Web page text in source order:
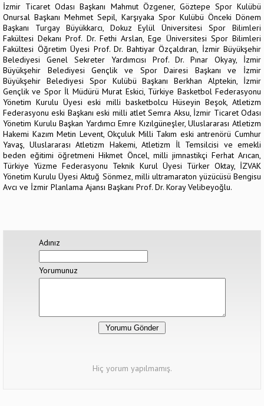
İzmir Ticaret Odası Başkanı Mahmut Özgener, Göztepe Spor Kulübü
Onursal Başkanı Mehmet Sepil, Karşıyaka Spor Kulübü Önceki Dönem
Başkanı Turgay Büyükkarcı, Dokuz Eylül Üniversitesi Spor Bilimleri
Fakültesi Dekanı Prof. Dr. Fethi Arslan, Ege Üniversitesi Spor Bilimleri
Fakültesi Öğretim Üyesi Prof. Dr. Bahtiyar Özçaldıran, İzmir Büyükşehir
Belediyesi Genel Sekreter Yardımcısı Prof. Dr. Pınar Okyay, İzmir
Büyükşehir Belediyesi Gençlik ve Spor Dairesi Başkanı ve İzmir
Büyükşehir Belediyesi Spor Kulübü Başkanı Berkhan Alptekin, İzmir
Gençlik ve Spor İl Müdürü Murat Eskici, Türkiye Basketbol Federasyonu
Yönetim Kurulu Üyesi eski milli basketbolcu Hüseyin Beşok, Atletizm
Federasyonu eski Başkanı eski milli atlet Semra Aksu, İzmir Ticaret Odası
Yönetim Kurulu Başkan Yardımcı Emre Kızılgüneşler, Uluslararası Atletizm
Hakemi Kazım Metin Levent, Okçuluk Milli Takım eski antrenörü Cumhur
Yavaş, Uluslararası Atletizm Hakemi, Atletizm İl Temsilcisi ve emekli
beden eğitimi öğretmeni Hikmet Öncel, milli jimnastikçi Ferhat Arıcan,
Türkiye Yüzme Federasyonu Teknik Kurul Üyesi Türker Oktay, İZVAK
Yönetim Kurulu Üyesi Aktuğ Sönmez, milli ultramaraton yüzücüsü Bengisu
Avcı ve İzmir Planlama Ajansı Başkanı Prof. Dr. Koray Velibeyoğlu.
Adınız
Yorumunuz
Hiç yorum yapılmamış.